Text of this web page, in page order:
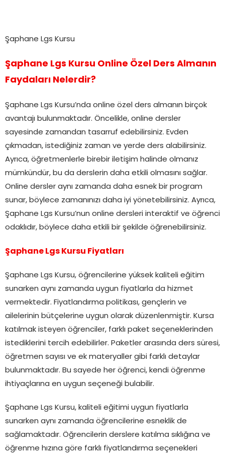
Şaphane Lgs Kursu
Şaphane Lgs Kursu Online Özel Ders Almanın
Faydaları Nelerdir?
Şaphane Lgs Kursu’nda online özel ders almanın birçok
avantajı bulunmaktadır. Öncelikle, online dersler
sayesinde zamandan tasarruf edebilirsiniz. Evden
çıkmadan, istediğiniz zaman ve yerde ders alabilirsiniz.
Ayrıca, öğretmenlerle birebir iletişim halinde olmanız
mümkündür, bu da derslerin daha etkili olmasını sağlar.
Online dersler aynı zamanda daha esnek bir program
sunar, böylece zamanınızı daha iyi yönetebilirsiniz. Ayrıca,
Şaphane Lgs Kursu’nun online dersleri interaktif ve öğrenci
odaklıdır, böylece daha etkili bir şekilde öğrenebilirsiniz.
Şaphane Lgs Kursu Fiyatları
Şaphane Lgs Kursu, öğrencilerine yüksek kaliteli eğitim
sunarken aynı zamanda uygun fiyatlarla da hizmet
vermektedir. Fiyatlandırma politikası, gençlerin ve
ailelerinin bütçelerine uygun olarak düzenlenmiştir. Kursa
katılmak isteyen öğrenciler, farklı paket seçeneklerinden
istediklerini tercih edebilirler. Paketler arasında ders süresi,
öğretmen sayısı ve ek materyaller gibi farklı detaylar
bulunmaktadır. Bu sayede her öğrenci, kendi öğrenme
ihtiyaçlarına en uygun seçeneği bulabilir.
Şaphane Lgs Kursu, kaliteli eğitimi uygun fiyatlarla
sunarken aynı zamanda öğrencilerine esneklik de
sağlamaktadır. Öğrencilerin derslere katılma sıklığına ve
öğrenme hızına göre farklı fiyatlandırma seçenekleri